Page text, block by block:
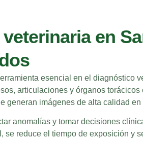
en
esencial en el diagnóstico
articulaciones y órganos torácicos
generan imágenes de alta calidad en
anomalías y tomar decisiones
se reduce el tiempo de exposición y